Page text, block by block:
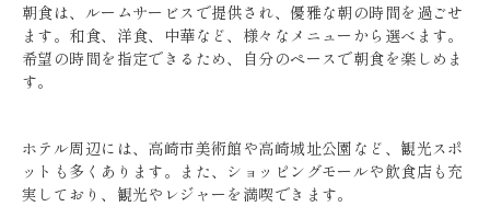
朝食は、ルームサービスで提供され、優雅な朝の時間を過ごせ
ます。和食、洋食、中華など、様々なメニューから選べます。
希望の時間を指定できるため、自分のペースで朝食を楽しめま
す。
ホテル周辺には、高崎市美術館や高崎城址公園など、観光スポ
ットも多くあります。また、ショッピングモールや飲食店も充
実しており、観光やレジャーを満喫できます。